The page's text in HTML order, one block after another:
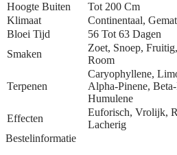
Hoogte Buiten
Tot 200 Cm
Klimaat
Continentaal,
Bloei Tijd
56 Tot 63 Dagen
Smaken
Zoet, Snoep,
Room
Terpenen
Caryophyllene,
Alpha-Pinene,
Humulene
Effecten
Euforisch, Vrolijk,
Lacherig
Bestelinformatie